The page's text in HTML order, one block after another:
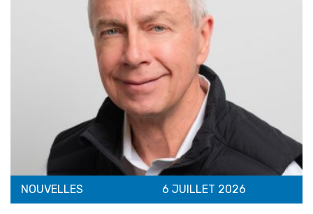
NOUVELLES 6 JUILLET 2026